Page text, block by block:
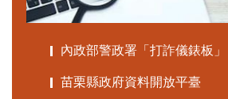
內政部警政署「打詐儀錶板」
苗栗縣政府資料開放平臺